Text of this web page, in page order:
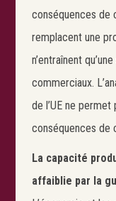
conséquences de
remplacent une
n’entraînent
commerciaux.
de l’UE ne
conséquences de
La capacité
affaiblie par la